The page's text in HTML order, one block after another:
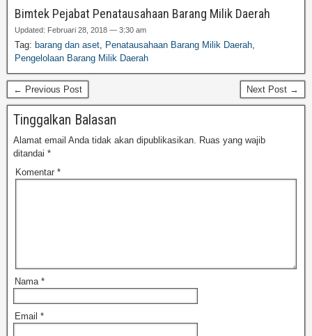
Bimtek Pejabat Penatausahaan Barang Milik Daerah
Updated: Februari 28, 2018 — 3:30 am
Tag: barang dan aset Penatausahaan Barang Milik Daerah
Pengelolaan Barang Milik Daerah
← Previous Post Next Post →
Tinggalkan Balasan
Alamat email Anda tidak akan dipublikasikan.
Ruas yang wajib
ditandai *
Komentar *
Nama *
Email *